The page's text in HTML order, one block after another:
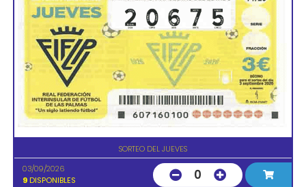
SORTEO DEL JUEVES
03/09/2026
9 DISPONIBLES 0